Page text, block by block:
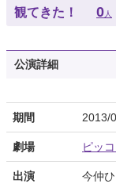
観てきた！ 0人
公演詳細
期間 2013/
劇場 ピッ
出演
今仲